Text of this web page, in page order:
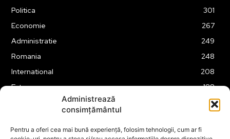
Administrează
consimțământul
Pentru a oferi cea mai bună experiență, folosim tehnologii, cum ar fi
Politica
301
Economie
267
Administratie
249
Romania
248
International
208
Externe
188
175
Tehnologie